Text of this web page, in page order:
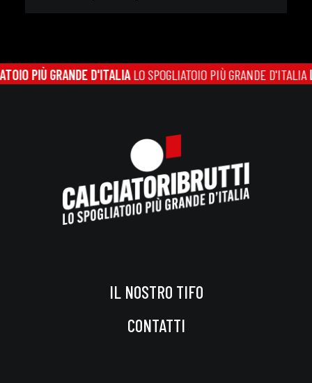
PIÙ GRANDE D'ITALIALO SPOGLIATOIO PIÙ GRANDE D'ITALIA
IL NOSTRO TIFO
CONTATTI